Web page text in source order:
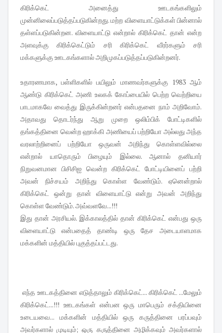
கிரிக்கெட் அனைத்து ஊடகங்களிலும்
முன்னிலைப்படுத்தப்படுகின்றது. மற்ற விளையாட்டுக்கள் பின்னால்
தள்ளப்படுகின்றன. விளையாட்டு என்றால் கிரிக்கெட் தான் என்ற
அளவுக்கு கிரிக்கெட்டும் சரி கிரிக்கெட் வீரர்களும் சரி
மக்களுக்கு ஊடகங்களால் அறிமுகப்படுத்தப்படுகின்றனர்.
உதாரணமாக, பள்ளிகளில் பயிலும் மாணவர்களுக்கு 1983 ஆம்
ஆண்டு கிரிக்கெட் அணி உலகக் கோப்பையில் பெற்ற வெற்றியை
பாடமாகவே வைத்து இருக்கின்றனர் என்பதனை நாம் அறிவோம்.
அதாவது தொடர்ந்து ஆறு முறை ஒலிம்பிக் போட்டிகளில்
தங்கத்தினை வென்ற ஹாக்கி அணியைப் பற்றியோ அல்லது அந்த
வரலாற்றினைப் பற்றியோ ஒருவன் அறிந்து கொள்ளவில்லை
என்றால் யாதொரும் பிழையும் இல்லை. ஆனால் தனியார்
நிறுவனமான பிசிசிஐ வென்ற கிரிக்கெட் போட்டியினைப் பற்றி
அவன் நிச்சயம் அறிந்து கொள்ள வேண்டும். ஏனென்றால்
கிரிக்கெட் ஒன்று தான் விளையாட்டு என்று அவன் அறிந்து
கொள்ள வேண்டும். அவ்வளவே...!!!
இது தான் அரசியல். இக்காலத்தில் தான் கிரிக்கெட் என்பது ஒரு
விளையாட்டு என்பதைத் தாண்டி ஒரு தேச அடையாளமாக
மக்களின் மத்தியில் புகுத்தப்பட்டது.
எந்த ஊடகத்தினை எடுத்தாலும் கிரிக்கெட்... கிரிக்கெட் ...மேலும்
கிரிக்கெட்...!!! ஊடகங்கள் என்பன ஒரு மாபெரும் சக்தியினை
உடையவை... மக்களின் மத்தியில் ஒரு கருத்தினை பரப்பவும்
அவர்களால் முடியும்; ஒரு கருத்தினை அழிக்கவும் அவர்களால்